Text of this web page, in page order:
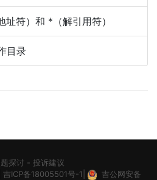
址符）和 *（解引用符）
目录
探讨 - 投诉建议
吉ICP备18005501号-1
吉公网安备